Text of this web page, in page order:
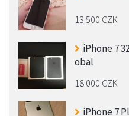
13 500 CZK
iPhone 7
obal
18 000 CZK
iPhone 7